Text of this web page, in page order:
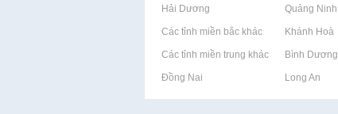
Rao vặt tại Hải Dương Rao vặt tại Quảng Ninh
Rao vặt tại Các tỉnh miền bắc khácRao vặt tại Khánh Hoà
Rao vặt tại Các tỉnh miền trung khácRao vặt tại Bình Dương
Rao vặt tại Đồng Nai Rao vặt tại Long An